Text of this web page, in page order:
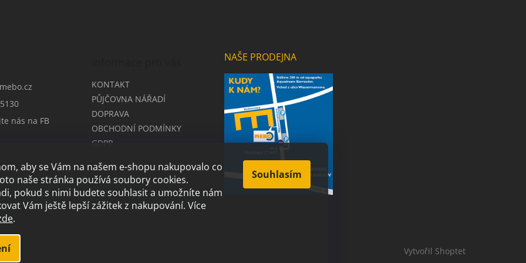
aby se Vám na našem e-shopu nakupovalo co
naše stránka používá soubory cookies.
pokud s nimi budete souhlasit a umožníte nám
Vám ještě lepší zážitek z nakupování. Více
.
Souhlasím
mebo.cz
nás na FB
KONTAKT
PŮJČOVNA NÁŘADÍ
DOPRAVA
OBCHODNÍ PODMÍNKY
GDPR
NAŠE PRODEJNA
Vytvořil Shoptet